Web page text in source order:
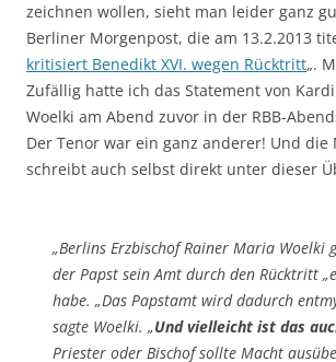
zeichnen wollen, sieht man leider ganz
Berliner Morgenpost, die am 13.2.2013
kritisiert Benedikt XVI. wegen Rücktritt„.
Zufällig hatte ich das Statement von
Woelki am Abend zuvor in der RBB-
Der Tenor war ein ganz anderer! Und die
schreibt auch selbst direkt unter dieser
„Berlins Erzbischof Rainer Maria Woelki
der Papst sein Amt durch den Rücktritt
habe. „Das Papstamt wird dadurch
sagte Woelki. „Und vielleicht ist das
Priester oder Bischof sollte Macht